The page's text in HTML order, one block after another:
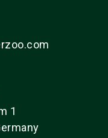
1